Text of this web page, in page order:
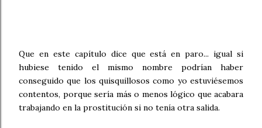
Que en este capítulo dice que está en paro... igual si
hubiese tenido el mismo nombre podrían haber
conseguido que los quisquillosos como yo estuviésemos
contentos, porque sería más o menos lógico que acabara
trabajando en la prostitución si no tenía otra salida.